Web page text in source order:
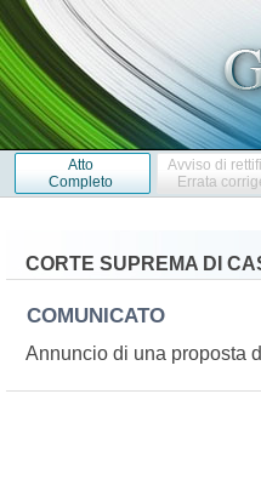
Atto
Completo
Avviso di
Errata
CORTE SUPREMA DI
COMUNICATO
Annuncio di una proposta